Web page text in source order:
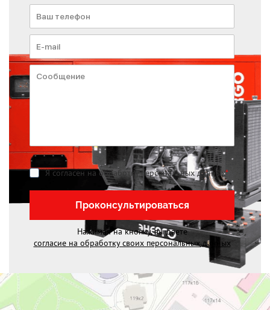
Я согласен на обработку персональных данных*
Проконсультироваться
Нажимая на кнопку, вы даете
согласие на обработку своих персональных данных